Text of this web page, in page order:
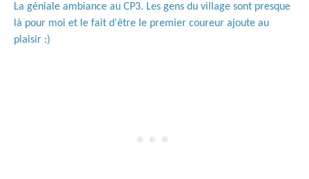
La géniale ambiance au CP3. Les gens du village sont presque
là pour moi et le fait d'être le premier coureur ajoute au
plaisir :)